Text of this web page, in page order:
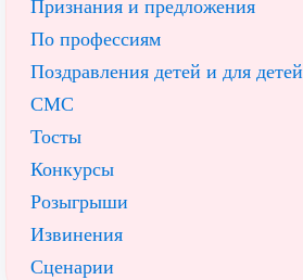
Признания и предложения
По профессиям
Поздравления детей и для детей
СМС
Тосты
Конкурсы
Розыгрыши
Извинения
Сценарии